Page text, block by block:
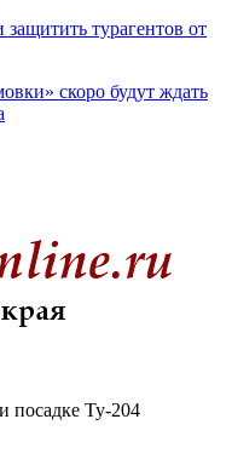
турагентов от
скоро будут ждать
посадке Ту-204